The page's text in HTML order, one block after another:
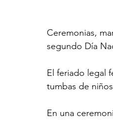
Ceremonias,
segundo Día
El feriado legal
tumbas de
En una